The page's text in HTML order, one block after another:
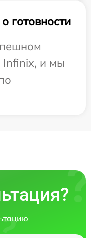
готовности
Infinix, и мы